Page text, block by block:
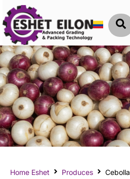
Home Eshet Produces Cebolla